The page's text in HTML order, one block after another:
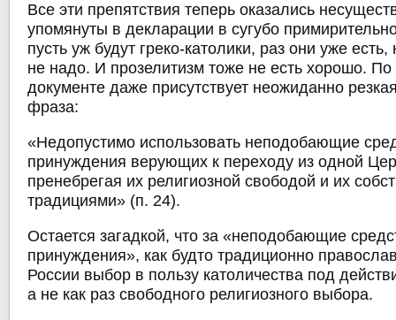
Все эти препятствия теперь оказались
упомянуты в декларации в сугубо
пусть уж будут греко-католики, раз они уже есть,
не надо. И прозелитизм тоже не есть хорошо. По
документе даже присутствует неожиданно
фраза:
«Недопустимо использовать неподобающие
принуждения верующих к переходу из одной
пренебрегая их религиозной свободой и их
традициями» (п. 24).
Остается загадкой, что за «неподобающие
принуждения», как будто традиционно
России выбор в пользу католичества под
а не как раз свободного религиозного выбора.